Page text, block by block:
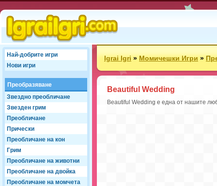
Най-добрите игри
Нови игри
Преобразяване
Звездно преобличане
Звезден грим
Преобличане
Прически
Преобличане на кон
Грим
Преобличане на животни
Преобличане на двойка
Преобличане на момчета
Igrai Igri»Момичешки Игри»
Beautiful Wedding
Beautiful Wedding е една от нашите